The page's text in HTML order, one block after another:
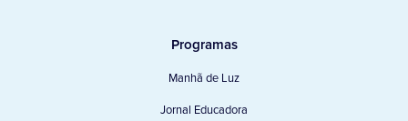
Programas
Manhã de Luz
Jornal Educadora